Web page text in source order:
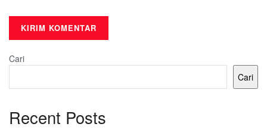
Cari
Cari
Recent Posts